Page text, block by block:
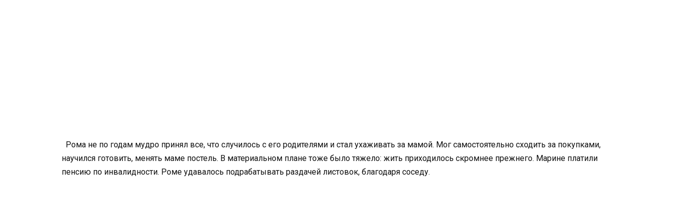
Рома не по годам мудро принял все, что случилось с его родителями и стал ухаживать за мамой. Мог самостоятельно сходить за покупками,
научился готовить, менять маме постель. В материальном плане тоже было тяжело: жить приходилось скромнее прежнего. Марине платили
пенсию по инвалидности. Роме удавалось подрабатывать раздачей листовок, благодаря соседу.